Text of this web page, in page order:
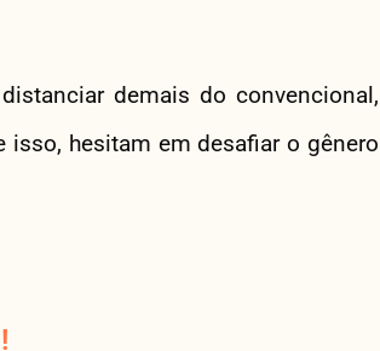
demais do convencional,
hesitam em desafiar o gênero